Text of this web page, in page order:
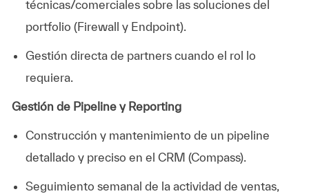
técnicas/comerciales sobre las soluciones del
portfolio (Firewall y Endpoint).
Gestión directa de partners cuando el rol lo
requiera.
Gestión de Pipeline y Reporting
Construcción y mantenimiento de un pipeline
detallado y preciso en el CRM (Compass).
Seguimiento semanal de la actividad de ventas,